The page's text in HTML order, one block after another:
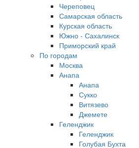
Череповец
Самарская область
Курская область
Южно - Сахалинск
Приморский край
По городам
Москва
Анапа
Анапа
Сукко
Витязево
Джемете
Геленджик
Геленджик
Голубая Бухта